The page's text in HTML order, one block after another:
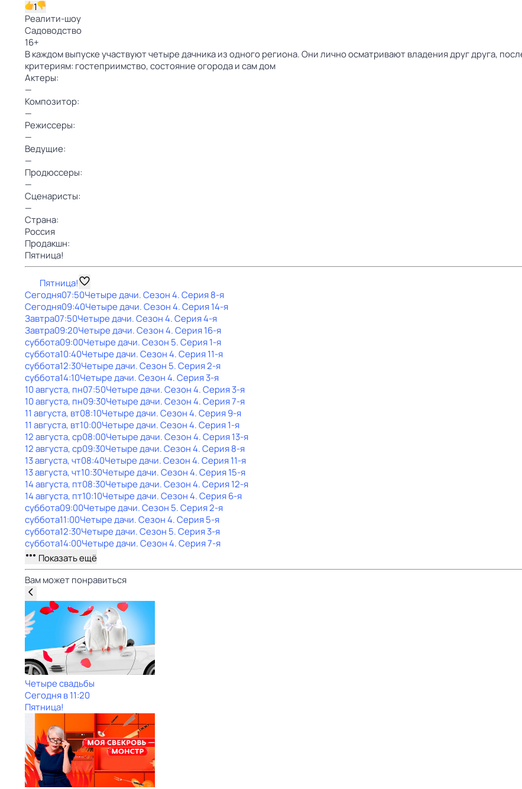
1
Реалити-шоу
Садоводство
16+
В каждом выпуске участвуют четыре дачника из одного региона. Они лично осматривают владения друг друга,
критериям: гостеприимство, состояние огорода и сам дом
Актеры:
—
Композитор:
—
Режиссеры:
—
Ведущие:
—
Продюссеры:
—
Сценаристы:
—
Страна:
Россия
Продакшн:
Пятница!
Пятница!
Сегодня07:50Четыре дачи. Сезон 4. Серия 8-я
Сегодня09:40Четыре дачи. Сезон 4. Серия 14-я
Завтра07:50Четыре дачи. Сезон 4. Серия 4-я
Завтра09:20Четыре дачи. Сезон 4. Серия 16-я
суббота09:00Четыре дачи. Сезон 5. Серия 1-я
суббота10:40Четыре дачи. Сезон 4. Серия 11-я
суббота12:30Четыре дачи. Сезон 5. Серия 2-я
суббота14:10Четыре дачи. Сезон 4. Серия 3-я
10 августа, пн07:50Четыре дачи. Сезон 4. Серия 3-я
10 августа, пн09:30Четыре дачи. Сезон 4. Серия 7-я
11 августа, вт08:10Четыре дачи. Сезон 4. Серия 9-я
11 августа, вт10:00Четыре дачи. Сезон 4. Серия 1-я
12 августа, ср08:00Четыре дачи. Сезон 4. Серия 13-я
12 августа, ср09:30Четыре дачи. Сезон 4. Серия 8-я
13 августа, чт08:40Четыре дачи. Сезон 4. Серия 11-я
13 августа, чт10:30Четыре дачи. Сезон 4. Серия 15-я
14 августа, пт08:30Четыре дачи. Сезон 4. Серия 12-я
14 августа, пт10:10Четыре дачи. Сезон 4. Серия 6-я
суббота09:00Четыре дачи. Сезон 5. Серия 2-я
суббота11:00Четыре дачи. Сезон 4. Серия 5-я
суббота12:30Четыре дачи. Сезон 5. Серия 3-я
суббота14:00Четыре дачи. Сезон 4. Серия 7-я
Показать ещё
Вам может понравиться
Четыре свадьбы
Сегодня в 11:20
Пятница!